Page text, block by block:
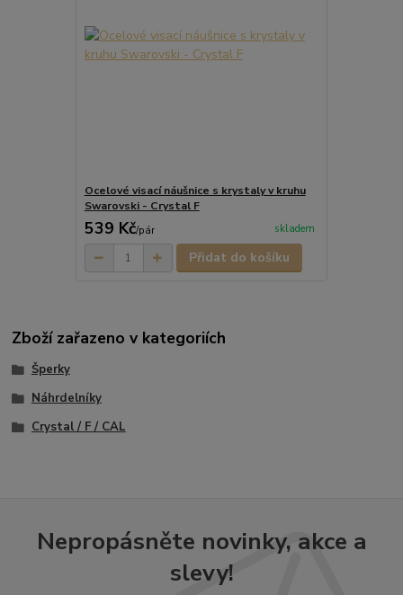
Ocelové visací náušnice s krystaly v kruhu
Swarovski - Crystal F
539 Kč/pár skladem
Přidat do košíku
Zboží zařazeno v kategoriích
Šperky
Náhrdelníky
Crystal / F / CAL
Nepropásněte novinky, akce a
slevy!